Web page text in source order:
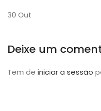
30 Out
Deixe um
Tem de iniciar a sessão